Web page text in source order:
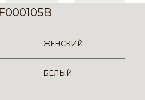
ЖЕНСКИЙ
БЕЛЫЙ